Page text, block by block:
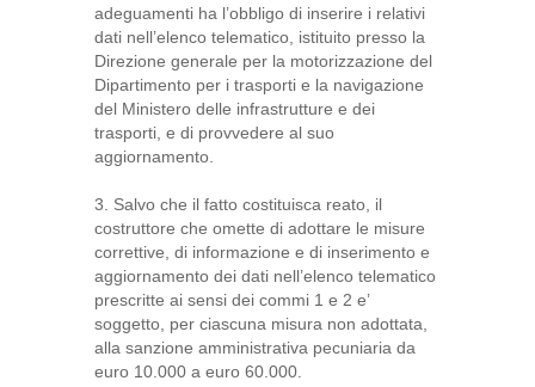
adeguamenti ha l’obbligo di inserire i relativi
dati nell’elenco telematico, istituito presso la
Direzione generale per la motorizzazione del
Dipartimento per i trasporti e la navigazione
del Ministero delle infrastrutture e dei
trasporti, e di provvedere al suo
aggiornamento.
3. Salvo che il fatto costituisca reato, il
costruttore che omette di adottare le misure
correttive, di informazione e di inserimento e
aggiornamento dei dati nell’elenco telematico
prescritte ai sensi dei commi 1 e 2 e’
soggetto, per ciascuna misura non adottata,
alla sanzione amministrativa pecuniaria da
euro 10.000 a euro 60.000.